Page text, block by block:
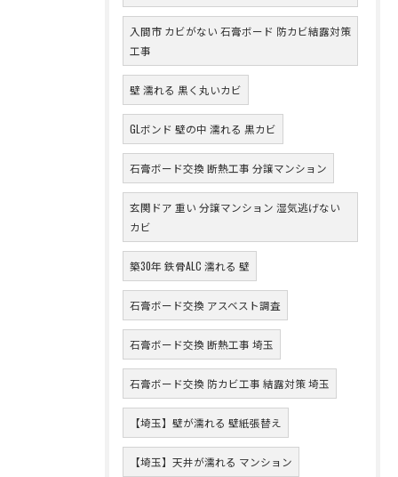
入間市 カビがない 石膏ボード 防カビ結露対策
工事
壁 濡れる 黒く丸いカビ
GLボンド 壁の中 濡れる 黒カビ
石膏ボード交換 断熱工事 分譲マンション
玄関ドア 重い 分譲マンション 湿気逃げない
カビ
築30年 鉄骨ALC 濡れる 壁
石膏ボード交換 アスベスト調査
石膏ボード交換 断熱工事 埼玉
石膏ボード交換 防カビ工事 結露対策 埼玉
【埼玉】壁が濡れる 壁紙張替え
【埼玉】天井が濡れる マンション